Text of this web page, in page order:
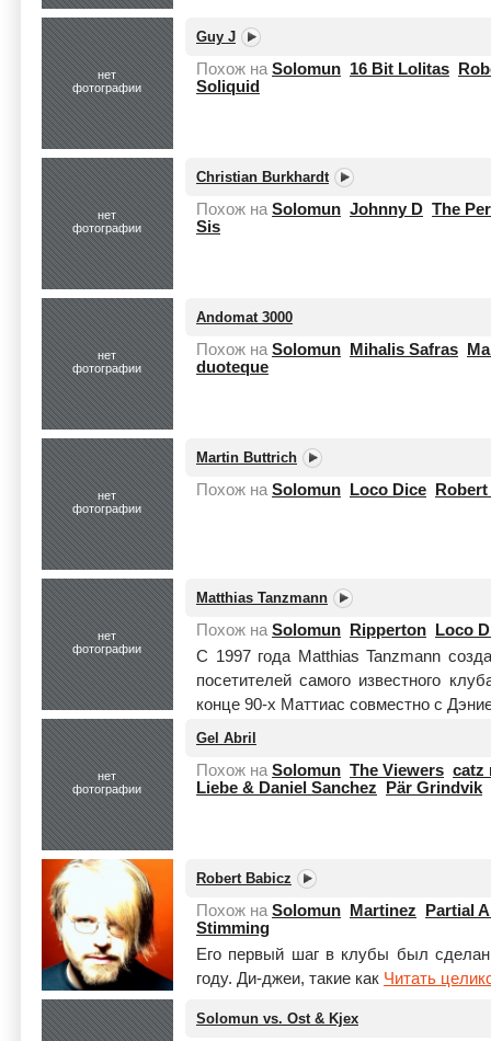
нет
фотографии
Guy J
Похож на Solomun 16 Bit Lolitas
Soliquid
нет
фотографии
Christian Burkhardt
Похож на Solomun Johnny D The
Sis
нет
фотографии
Andomat 3000
Похож на Solomun Mihalis Safras
duoteque
нет
фотографии
Martin Buttrich
Похож на Solomun Loco Dice
нет
фотографии
Matthias Tanzmann
Похож на Solomun Ripperton
Loco
С 1997 года Matthias Tanzmann
посетителей самого известного
конце 90-х Маттиас совместно с
нет
фотографии
Gel Abril
Похож на Solomun The Viewers catz
Liebe & Daniel Sanchez
Pär Grindvik
Robert Babicz
Похож на Solomun Martinez
Partial
Stimming
Его первый шаг в клубы был
году. Ди-джеи, такие как Читать
Solomun vs. Ost & Kjex